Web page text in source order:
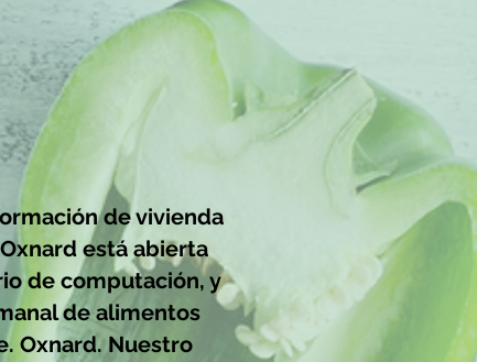
de vivienda
está abierta
de computación, y
de alimentos
Oxnard. Nuestro